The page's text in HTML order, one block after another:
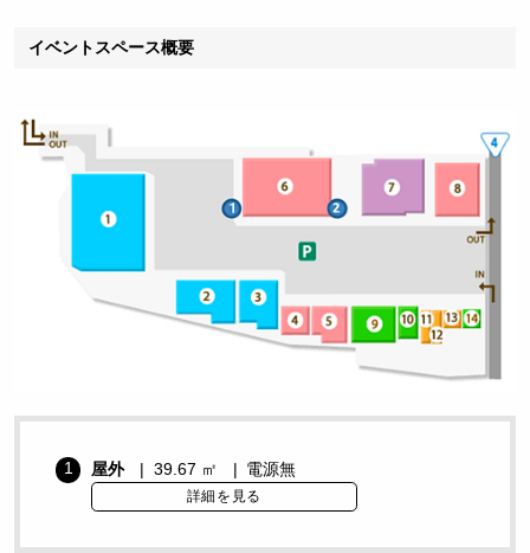
イベントスペース概要
1 屋外 39.67 ㎡ 電源無
詳細を見る